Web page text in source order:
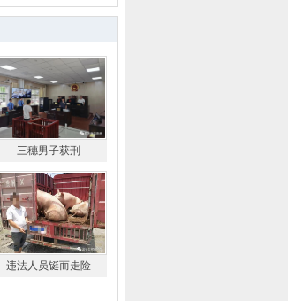
三穗男子获刑
违法人员铤而走险